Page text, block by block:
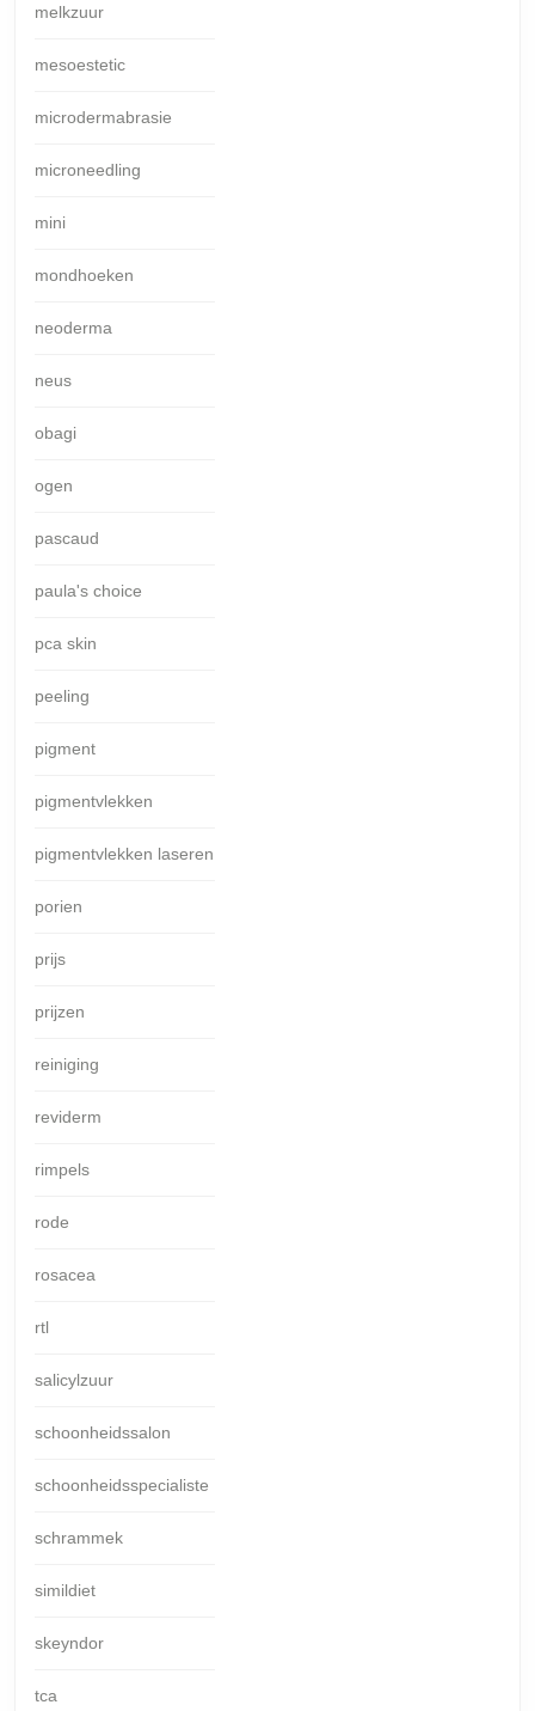
melkzuur
mesoestetic
microdermabrasie
microneedling
mini
mondhoeken
neoderma
neus
obagi
ogen
pascaud
paula's choice
pca skin
peeling
pigment
pigmentvlekken
pigmentvlekken laseren
porien
prijs
prijzen
reiniging
reviderm
rimpels
rode
rosacea
rtl
salicylzuur
schoonheidssalon
schoonheidsspecialiste
schrammek
simildiet
skeyndor
tca